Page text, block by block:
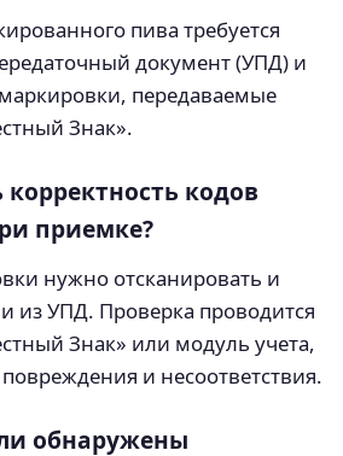
пива требуется
документ (УПД) и
передаваемые
Знак».
кодов
приемке?
нужно отсканировать и
из УПД. Проверка проводится
Знак» или модуль учета,
и несоответствия.
обнаружены